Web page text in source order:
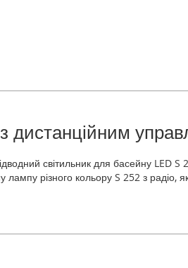
дистанційним
світильник для басейну LED
лампу різного кольору S 252 з